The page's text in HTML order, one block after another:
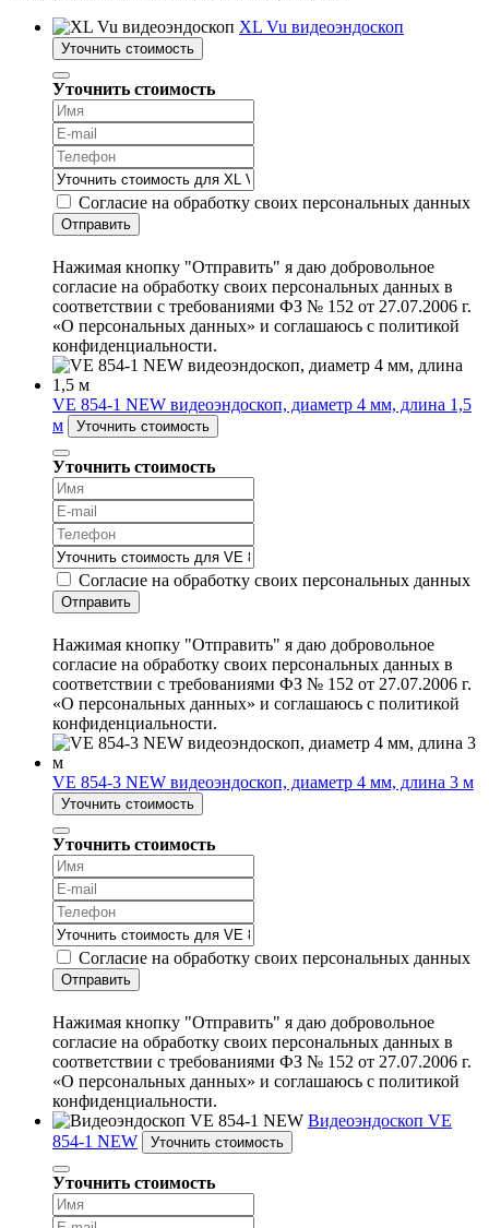
XL Vu видеоэндоскоп
Уточнить стоимость
Уточнить стоимость
Согласие на обработку своих персональных данных
Отправить
Нажимая кнопку "Отправить" я даю добровольное
согласие на обработку своих персональных данных в
соответствии с требованиями ФЗ № 152 от 27.07.2006 г.
«О персональных данных» и соглашаюсь с политикой
конфиденциальности.
VE 854-1 NEW видеоэндоскоп, диаметр 4 мм, длина 1,5
м
Уточнить стоимость
Уточнить стоимость
Согласие на обработку своих персональных данных
Отправить
Нажимая кнопку "Отправить" я даю добровольное
согласие на обработку своих персональных данных в
соответствии с требованиями ФЗ № 152 от 27.07.2006 г.
«О персональных данных» и соглашаюсь с политикой
конфиденциальности.
VE 854-3 NEW видеоэндоскоп, диаметр 4 мм, длина 3 м
Уточнить стоимость
Уточнить стоимость
Согласие на обработку своих персональных данных
Отправить
Нажимая кнопку "Отправить" я даю добровольное
согласие на обработку своих персональных данных в
соответствии с требованиями ФЗ № 152 от 27.07.2006 г.
«О персональных данных» и соглашаюсь с политикой
конфиденциальности.
Видеоэндоскоп VE
854-1 NEW
Уточнить стоимость
Уточнить стоимость